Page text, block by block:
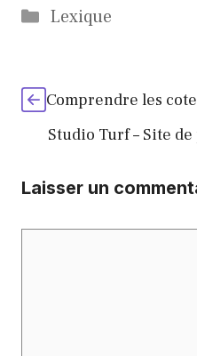
Catégories
Lexique
Comprendre les
Studio Turf – Site
Laisser un